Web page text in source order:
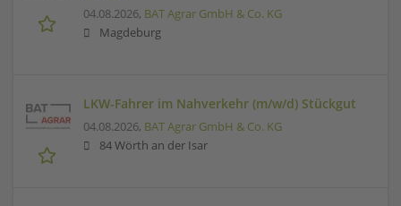
04.08.2026, BAT Agrar GmbH & Co. KG
Magdeburg
LKW-Fahrer im Nahverkehr (m/w/d) Stückgut
04.08.2026, BAT Agrar GmbH & Co. KG
84 Wörth an der Isar